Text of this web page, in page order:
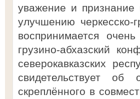
уважение и признание
улучшению черкесско-
воспринимается
грузино-абхазский
северокавказских
свидетельствует об
скреплённого в